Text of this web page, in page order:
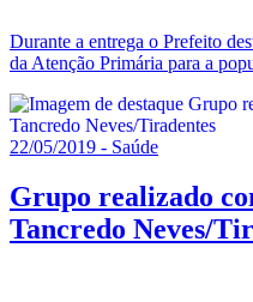
Durante a entrega o Prefeito
da Atenção Primária para a
22/05/2019 - Saúde
Grupo realizado
Tancredo Neves/